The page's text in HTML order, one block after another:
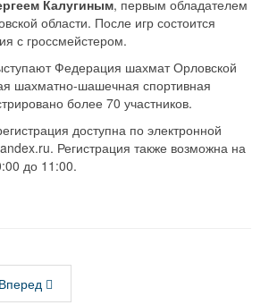
Калугиным, первым обладателем
области. После игр состоится
с гроссмейстером.
Федерация шахмат Орловской
шахматно-шашечная спортивная
более 70 участников.
доступна по электронной
Регистрация также возможна на
до 11:00.
Вперед